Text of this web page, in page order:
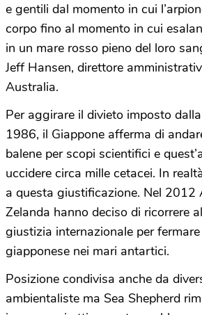
e gentili dal momento in cui
corpo fino al momento in cui
in un mare rosso pieno del loro
Jeff Hansen, direttore
Australia.
Per aggirare il divieto imposto
1986, il Giappone afferma di
balene per scopi scientifici e
uccidere circa mille cetacei. In
a questa giustificazione. Nel 2012
Zelanda hanno deciso di ricorrere
giustizia internazionale per
giapponese nei mari antartici.
Posizione condivisa anche da
ambientaliste ma Sea Shepherd